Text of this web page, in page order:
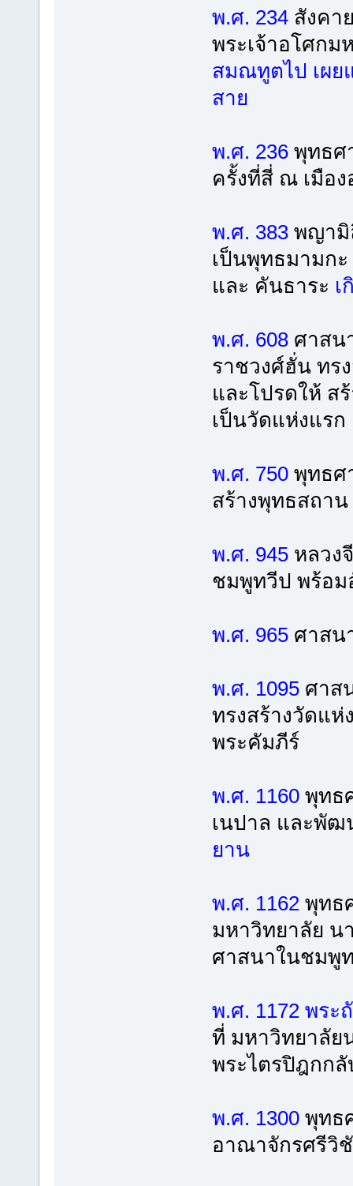
พ.ศ. 234สังคา
พระเจ้าอโศก
สมณทูตไป เผย
สาย
พ.ศ. 236พุทธศ
ครั้งที่สี่ ณ เมือ
พ.ศ. 383พญามิ
เป็นพุทธมามก
และ คันธาระ เ
พ.ศ. 608ศาสน
ราชวงศ์ฮั่น ทร
และโปรดให้ ส
เป็นวัดแห่งแรก
พ.ศ. 750พุทธศ
สร้างพุทธสถา
พ.ศ. 945หลวง
ชมพูทวีป พร้อม
พ.ศ. 965ศาสน
พ.ศ. 1095ศาส
ทรงสร้างวัดแห่
พระคัมภีร์
พ.ศ. 1160พุทธ
เนปาล และพั
ยาน
พ.ศ. 1162พุทธ
มหาวิทยาลัย น
ศาสนาในชมพู
พ.ศ. 1172 พระ
ที่ มหาวิทยาลัย
พระไตรปิฎกก
พ.ศ. 1300พุทธ
อาณาจักรศรีวิ